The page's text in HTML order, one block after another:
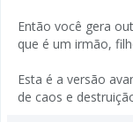
Então você gera
que é um irmão,
Esta é a versão
de caos e